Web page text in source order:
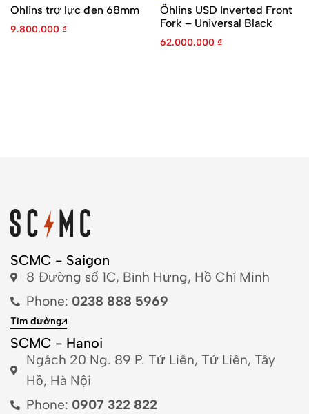
Ohlins trợ lực đen 68mm
9.800.000 ₫
Öhlins USD Inverted Front
Fork – Universal Black
62.000.000 ₫
SCMC - Saigon
8 Đường số 1C, Bình Hưng, Hồ Chí Minh
Phone: 0238 888 5969
Tìm đường
SCMC - Hanoi
Ngách 20 Ng. 89 P. Tứ Liên, Tứ Liên, Tây
Hồ, Hà Nội
Phone: 0907 322 822